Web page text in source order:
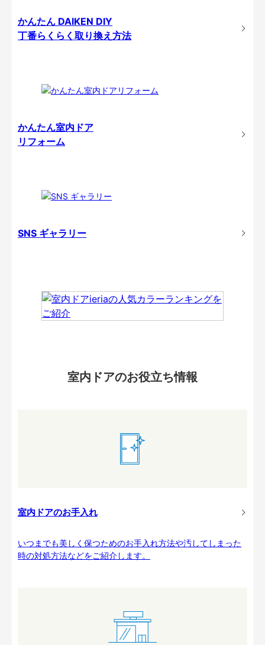
かんたん DAIKEN DIY
丁番らくらく取り換え方法
かんたん室内ドア
リフォーム
SNS ギャラリー
室内ドアのお役立ち情報
室内ドアのお手入れ
いつまでも美しく保つためのお手入れ方法や汚してしまった
時の対処方法などをご紹介します。